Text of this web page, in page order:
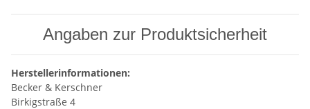
Angaben zur Produktsicherheit
Herstellerinformationen:
Becker & Kerschner
Birkigstraße 4